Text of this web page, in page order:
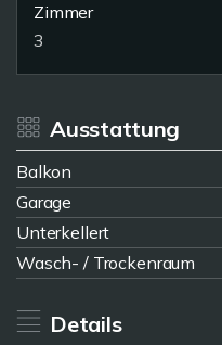
Zimmer
3
Ausstattung
Balkon
Garage
Unterkellert
Wasch- / Trockenraum
Details